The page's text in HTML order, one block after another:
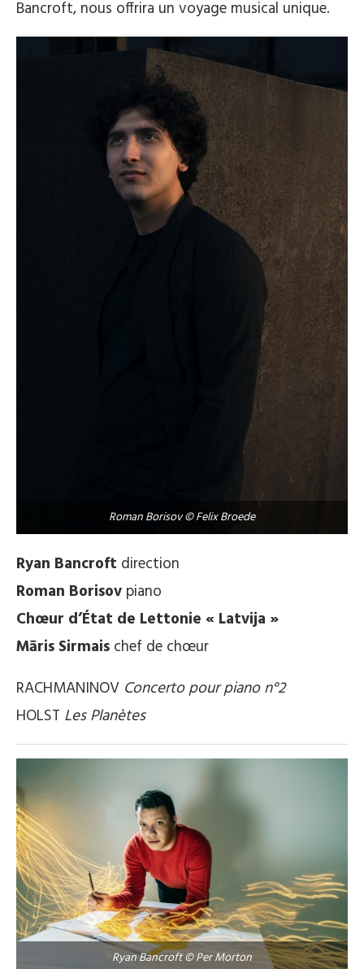
Bancroft, nous offrira un voyage musical unique.
Roman Borisov © Felix Broede
Ryan Bancroft direction
Roman Borisov piano
Chœur d’État de Lettonie « Latvija »
Māris Sirmais chef de chœur
RACHMANINOV Concerto pour piano n°2
HOLST Les Planètes
Ryan Bancroft © Per Morton